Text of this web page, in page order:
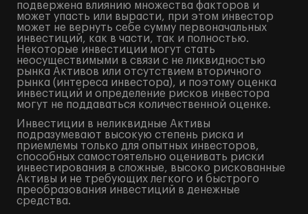
подвержена влиянию множества факторов и
может упасть или вырасти, при этом инвестор
может не вернуть себе сумму первоначальных
инвестиций, как в части, так и полностью.
Некоторые инвестиции могут стать
неосуществимыми в связи с не ликвидностью
рынка Активов или отсутствием вторичного
рынка (интереса инвестора), и поэтому оценка
инвестиций и определение рисков инвестора
могут не поддаваться количественной оценке.
Инвестиции в неликвидные Активы
подразумевают высокую степень риска и
приемлемы только для опытных инвесторов,
способных самостоятельно оценивать риски
инвестирования в сложные, высоко рискованные
Активы и не требующих легкого и быстрого
преобразования инвестиций в денежные
средства.